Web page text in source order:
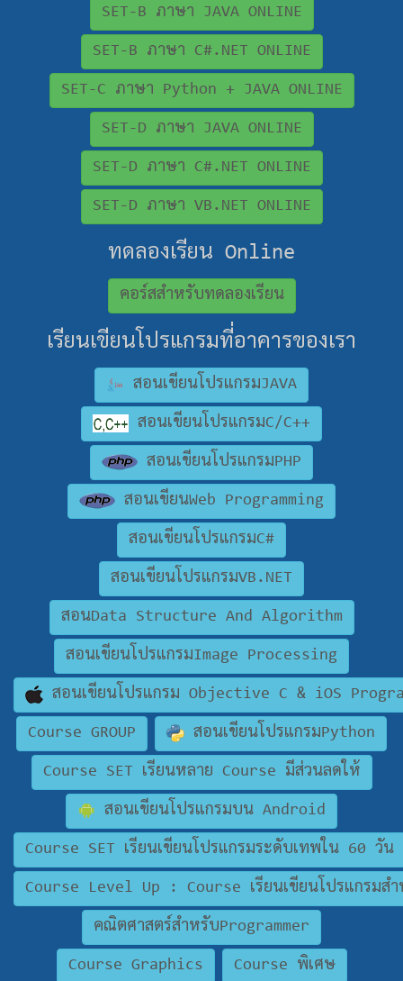
SET-B ภาษา JAVA ONLINE
SET-B ภาษา C#.NET ONLINE
SET-C ภาษา Python + JAVA ONLINE
SET-D ภาษา JAVA ONLINE
SET-D ภาษา C#.NET ONLINE
SET-D ภาษา VB.NET ONLINE
ทดลองเรียน Online
คอร์สสำหรับทดลองเรียน
เรียนเขียนโปรแกรมที่อาคารของเรา
สอนเขียนโปรแกรมJAVA
สอนเขียนโปรแกรมC/C++
สอนเขียนโปรแกรมPHP
สอนเขียนWeb Programming
สอนเขียนโปรแกรมC#
สอนเขียนโปรแกรมVB.NET
สอนData Structure And Algorithm
สอนเขียนโปรแกรมImage Processing
สอนเขียนโปรแกรม Objective C & iOS
Course GROUP สอนเขียนโปรแกรมPython
Course SET เรียนหลาย Course มีส่วนลดให้
สอนเขียนโปรแกรมบน Android
Course SET เรียนเขียนโปรแกรมระดับเทพใน 60 วัน
Course Level Up : Course เรียนเขียนโปรแกรมสำ
คณิตศาสตร์สำหรับProgrammer
Course Graphics Course พิเศษ